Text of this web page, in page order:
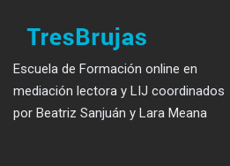
Escuela de Formación online en
mediación lectora y LIJ coordinados
por Beatriz Sanjuán y Lara Meana